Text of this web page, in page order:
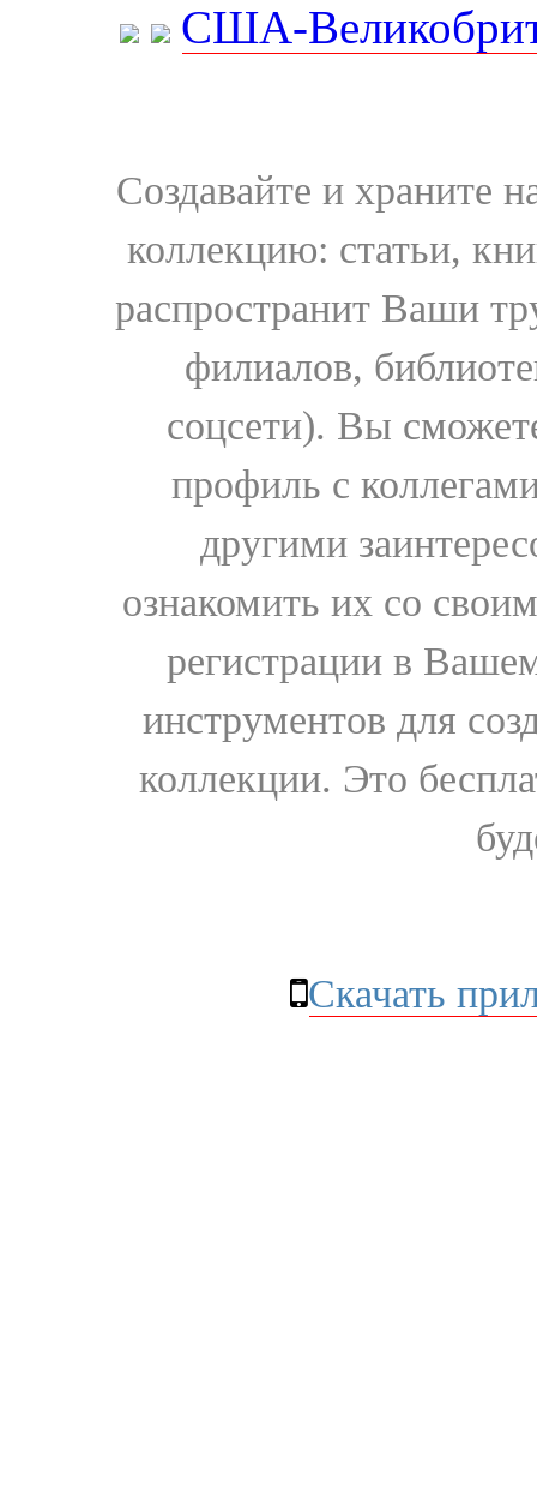
США-
Создавайте и храните
коллекцию: статьи,
распространит Ваши
филиалов,
соцсети). Вы
профиль с
другими
ознакомить их со
регистрации в
инструментов для
коллекции. Это
Скачать